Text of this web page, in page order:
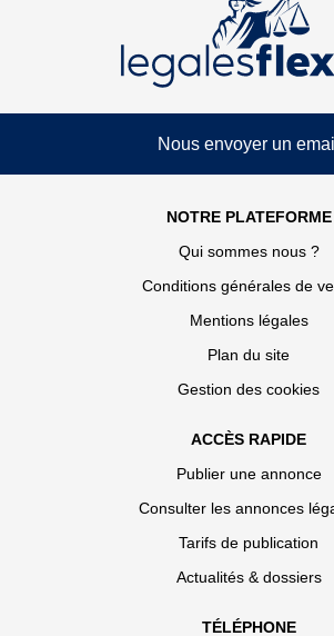
Nous envoyer un email
NOTRE PLATEFORME
Qui sommes nous ?
Conditions générales de
Mentions légales
Plan du site
Gestion des cookies
ACCÈS RAPIDE
Publier une annonce
Consulter les annonces
Tarifs de publication
Actualités & dossiers
TÉLÉPHONE